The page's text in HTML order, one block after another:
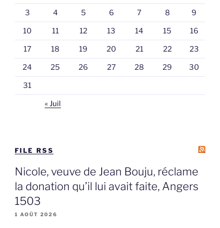
3 4 5 6 7 8 9
10 11 12 13 14 15 16
17 18 19 20 21 22 23
24 25 26 27 28 29 30
31
« Juil
FILE RSS
Nicole, veuve de Jean Bouju, réclame
la donation qu’il lui avait faite, Angers
1503
1 AOÛT 2026